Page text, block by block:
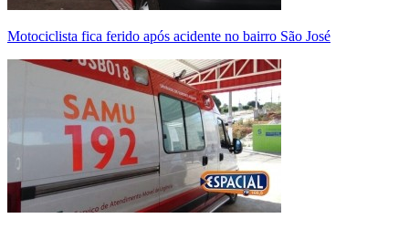
Motociclista fica ferido após acidente no bairro São José